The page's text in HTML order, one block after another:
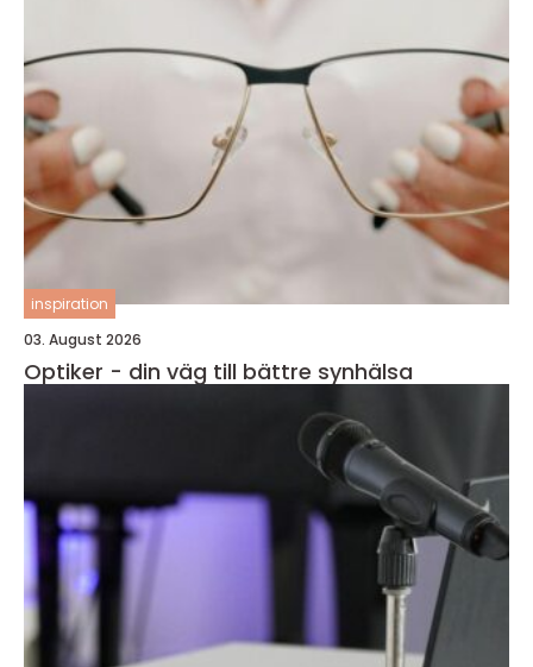
inspiration
03. August 2026
Optiker - din väg till bättre synhälsa